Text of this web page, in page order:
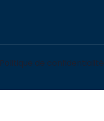
Politique de confidentialité